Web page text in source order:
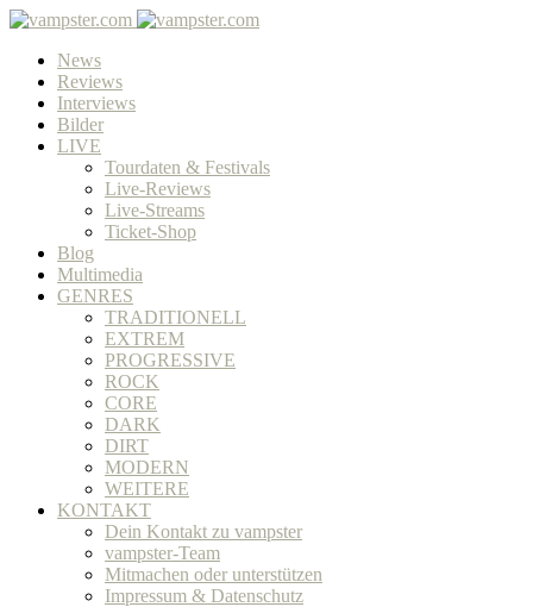
News
Reviews
Interviews
Bilder
LIVE
Tourdaten & Festivals
Live-Reviews
Live-Streams
Ticket-Shop
Blog
Multimedia
GENRES
TRADITIONELL
EXTREM
PROGRESSIVE
ROCK
CORE
DARK
DIRT
MODERN
WEITERE
KONTAKT
Dein Kontakt zu vampster
vampster-Team
Mitmachen oder unterstützen
Impressum & Datenschutz